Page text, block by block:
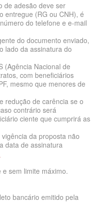
EMPRESARIAL
de adesão deve ser
entregue (RG ou CNH), é
do telefone e e-mail
do documento enviado,
lado da assinatura do
(Agência Nacional de
com beneficiários
mesmo que menores de
redução de carência se o
contrário será
ciente que cumprirá as
da proposta não
data de assinatura
sem limite máximo.
bancário emitido pela